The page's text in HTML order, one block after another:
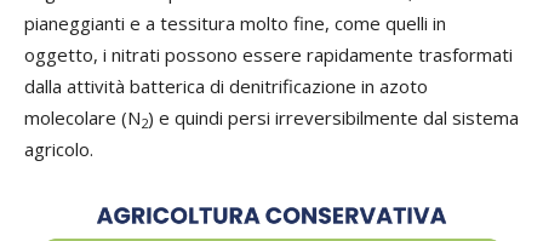
pianeggianti e a tessitura molto fine, come quelli in
oggetto, i nitrati possono essere rapidamente trasformati
dalla attività batterica di denitrificazione in azoto
molecolare (N2) e quindi persi irreversibilmente dal sistema
agricolo.